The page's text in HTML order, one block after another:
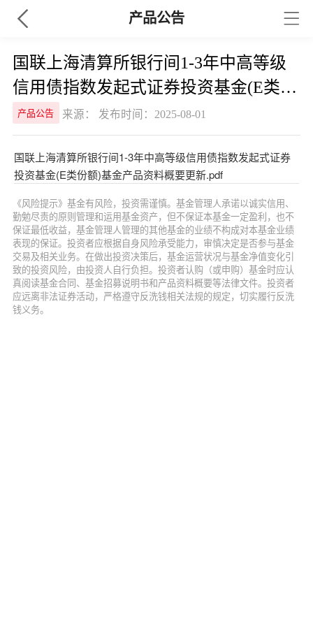
产品公告
国联上海清算所银行间1-3年中高等级
信用债指数发起式证券投资基金(E类份
额)基金产品资料概要更新
产品公告 来源： 发布时间：2025-08-01
国联上海清算所银行间1-3年中高等级信用债指数发起式证券
投资基金(E类份额)基金产品资料概要更新.pdf
《风险提示》基金有风险，投资需谨慎。基金管理人承诺以诚实信用、
勤勉尽责的原则管理和运用基金资产，但不保证本基金一定盈利，也不
保证最低收益，基金管理人管理的其他基金的业绩不构成对本基金业绩
表现的保证。投资者应根据自身风险承受能力，审慎决定是否参与基金
交易及相关业务。在做出投资决策后，基金运营状况与基金净值变化引
致的投资风险，由投资人自行负担。投资者认购（或申购）基金时应认
真阅读基金合同、基金招募说明书和产品资料概要等法律文件。投资者
应远离非法证券活动，严格遵守反洗钱相关法规的规定，切实履行反洗
钱义务。